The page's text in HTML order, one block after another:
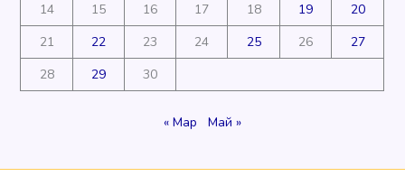
14
15 16 17 18 19
20
21
22 23 24 25 26
27
28
29 30
« Мар Май »